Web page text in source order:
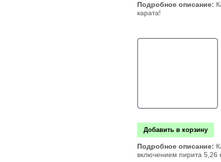
Подробное описание:
карата!
Добавить в корзину
Подробное описание:
включением пирита 5,26